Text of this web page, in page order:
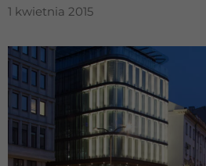
1 kwietnia 2015